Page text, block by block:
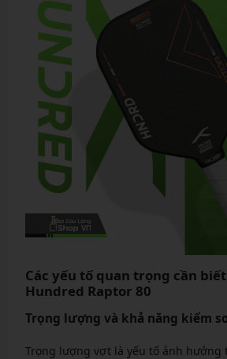
Các yếu tố quan trọng cần
Hundred Raptor 80
Trọng lượng và khả năng kiểm
Trọng lượng vợt là yếu tố ảnh hưởng